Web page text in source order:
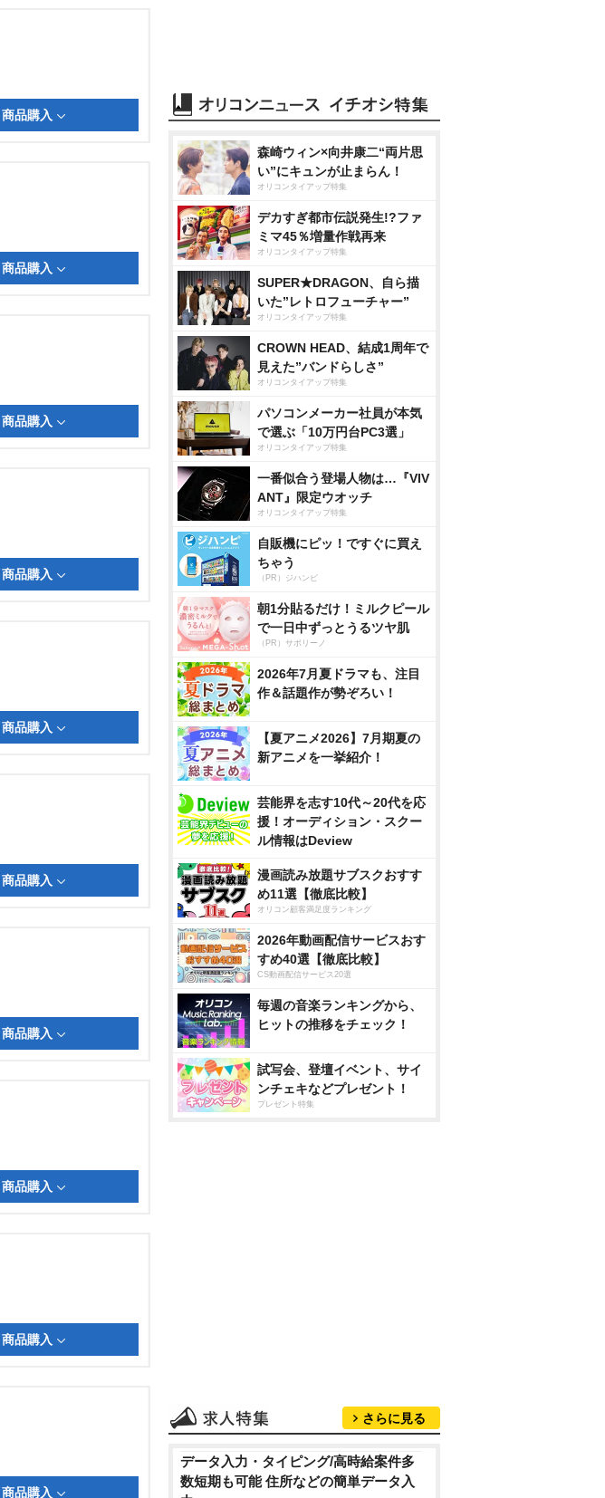
商品購入
商品購入
商品購入
商品購入
商品購入
商品購入
商品購入
商品購入
商品購入
商品購入
森崎ウィン×向井康二“両片思
い”にキュンが止まらん！
オリコンタイアップ特集
デカすぎ都市伝説発生!?ファ
ミマ45％増量作戦再来
オリコンタイアップ特集
SUPER★DRAGON、自ら描
いた”レトロフューチャー”
オリコンタイアップ特集
CROWN HEAD、結成1周年で
見えた”バンドらしさ”
オリコンタイアップ特集
パソコンメーカー社員が本気
で選ぶ「10万円台PC3選」
オリコンタイアップ特集
一番似合う登場人物は…『VIV
ANT』限定ウオッチ
オリコンタイアップ特集
自販機にピッ！ですぐに買え
ちゃう
（PR）ジハンピ
朝1分貼るだけ！ミルクピール
で一日中ずっとうるツヤ肌
（PR）サボリーノ
2026年7月夏ドラマも、注目
作＆話題作が勢ぞろい！
【夏アニメ2026】7月期夏の
新アニメを一挙紹介！
芸能界を志す10代～20代を応
援！オーディション・スクー
ル情報はDeview
漫画読み放題サブスクおすす
め11選【徹底比較】
オリコン顧客満足度ランキング
2026年動画配信サービスおす
すめ40選【徹底比較】
CS動画配信サービス20選
毎週の音楽ランキングから、
ヒットの推移をチェック！
試写会、登壇イベント、サイ
ンチェキなどプレゼント！
プレゼント特集
さらに見る
データ入力・タイピング/高時給案件多
数短期も可能 住所などの簡単データ入